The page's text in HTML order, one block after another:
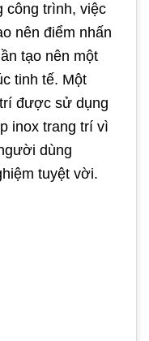
công trình, việc
nên điểm nhấn
tạo nên một
tinh tế. Một
được sử dụng
inox trang trí vì
dùng
tuyệt vời.